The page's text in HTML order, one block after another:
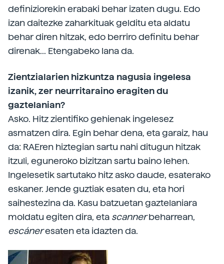
definiziorekin erabaki behar izaten dugu. Edo
izan daitezke zaharkituak gelditu eta aldatu
behar diren hitzak, edo berriro definitu behar
direnak... Etengabeko lana da.
Zientzialarien hizkuntza nagusia ingelesa
izanik, zer neurritaraino eragiten du
gaztelanian?
Asko. Hitz zientifiko gehienak ingelesez
asmatzen dira. Egin behar dena, eta garaiz, hau
da: RAEren hiztegian sartu nahi ditugun hitzak
itzuli, eguneroko bizitzan sartu baino lehen.
Ingelesetik sartutako hitz asko daude, esaterako
eskaner. Jende guztiak esaten du, eta hori
saihestezina da. Kasu batzuetan gaztelaniara
moldatu egiten dira, eta scannerbeharrean,
escáneresaten eta idazten da.